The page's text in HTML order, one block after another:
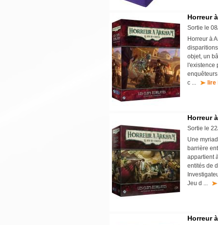
Horreur
Sortie le
Horreur à
objet, un
l'existence
c ...
lire
Horreur
Sortie le
Une
barrière
appartient
entités de
Jeu d ...
Horreur